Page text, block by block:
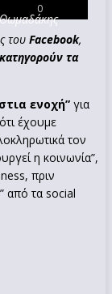
0
του Facebook,
τα
ενοχή” για
έχουμε
τον
η κοινωνία”,
πριν
από τα social